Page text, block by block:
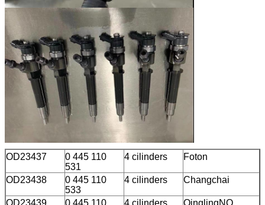
OD23437
0 445 110
531
4 cilinders Foton
OD23438
0 445 110
533
4 cilinders Changchai